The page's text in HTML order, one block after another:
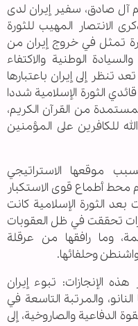
آل صادق، سفير إيران لدى
الانتصار المهيب للثورة
تمثل في خروج إيران من
الوطنية والاكتفاء
تنظر إلى إيران باعتبارها
الثورة الإسلامية شددا
من القرآن الكريم،
للكافرين على المؤمنين
موقعها الاستراتيجي
محط أطماع قوى الاستكبار
بعد الثورة الإسلامية كانت
تحققت في ظل العقوبات
وما رافقها من عرقلة
الإنجازات: تبوء إيران
والمرتبة التاسعة في
الدفاعية والصاروخية، إلى